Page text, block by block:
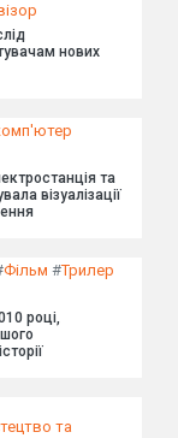
нових
та
візуалізації
Фільм #Трилер
році,
та